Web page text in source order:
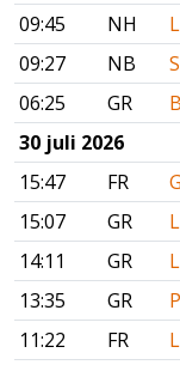
09:45
NH
09:27
NB
06:25
GR
30 juli 2026
15:47
FR
15:07
GR
14:11
GR
13:35
GR
11:22
FR